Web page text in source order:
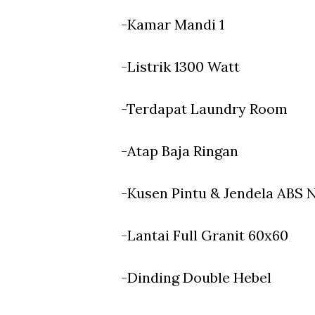
-Kamar Mandi 1
-Listrik 1300 Watt
-Terdapat Laundry Room
-Atap Baja Ringan
-Kusen Pintu & Jendela ABS
-Lantai Full Granit 60x60
-Dinding Double Hebel